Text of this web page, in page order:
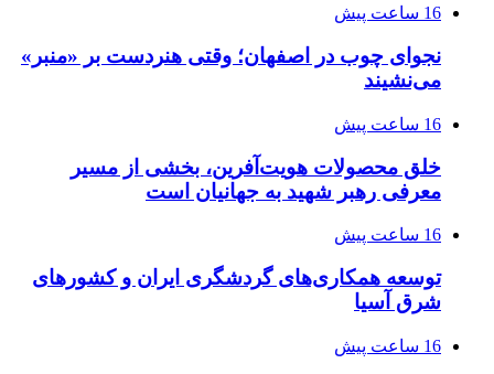
16 ساعت پیش
نجوای چوب در اصفهان؛ وقتی هنردست بر «منبر»
می‌نشیند
16 ساعت پیش
خلق محصولات هویت‌آفرین، بخشی از مسیر
معرفی رهبر شهید به جهانیان است
16 ساعت پیش
توسعه همکاری‌های گردشگری ایران و کشورهای
شرق آسیا
16 ساعت پیش